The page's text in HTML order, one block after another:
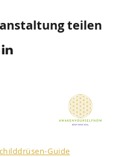
teilen
Guide